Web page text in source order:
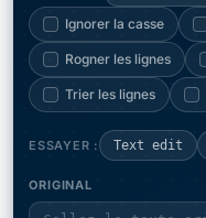
Ignorer la casse
Rogner les lignes
Trier les lignes
ESSAYER : Text edit
ORIGINAL